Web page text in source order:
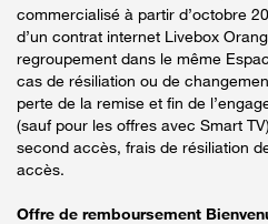
commercialisé à partir d’octobre
d’un contrat internet Livebox
regroupement dans le même
cas de résiliation ou de
perte de la remise et fin de
(sauf pour les offres avec Smart
second accès, frais de résiliation
accès.
Offre de remboursement